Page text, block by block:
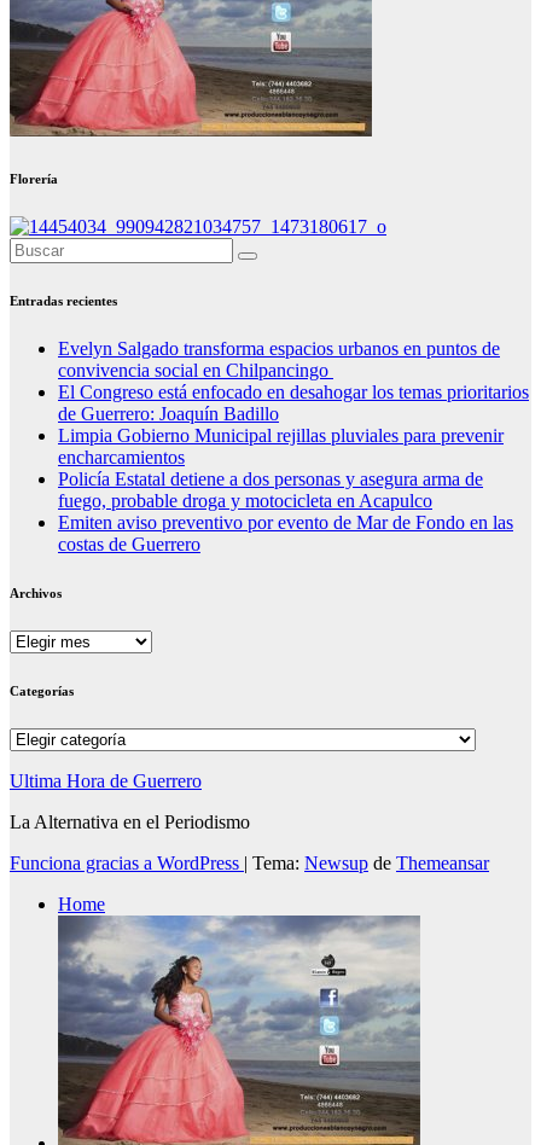
Florería
Entradas recientes
Evelyn Salgado transforma espacios urbanos en puntos de
convivencia social en Chilpancingo
El Congreso está enfocado en desahogar los temas prioritarios
de Guerrero: Joaquín Badillo
Limpia Gobierno Municipal rejillas pluviales para prevenir
encharcamientos
Policía Estatal detiene a dos personas y asegura arma de
fuego, probable droga y motocicleta en Acapulco
Emiten aviso preventivo por evento de Mar de Fondo en las
costas de Guerrero
Archivos
Archivos
Categorías
Categorías
Ultima Hora de Guerrero
La Alternativa en el Periodismo
Funciona gracias a WordPress | Tema: Newsup de Themeansar
Home